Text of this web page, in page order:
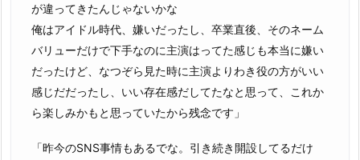
が違ってきたんじゃないかな
俺はアイドル時代、嫌いだったし、卒業直後、そのネーム
バリューだけで下手なのに主演はってた感じも本当に嫌い
だったけど、なつぞら見た時に主演よりわき役の方がいい
感じだだったし、いい存在感だしてたなと思って、これか
ら楽しみかもと思っていたから残念です」
「昨今のSNS事情もあるでな。引き続き開設してるだけ